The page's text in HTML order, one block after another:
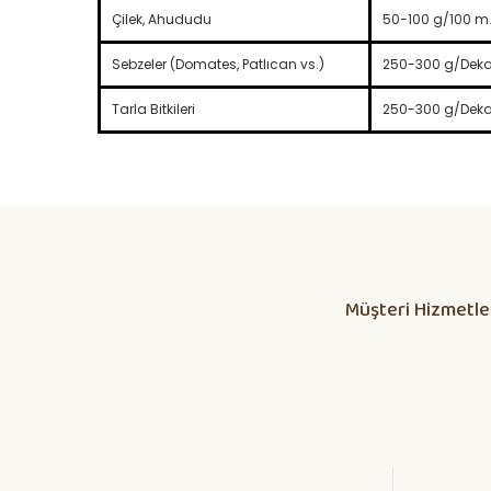
Çilek, Ahududu 50-100 g/100
Sebzeler (Domates, Patlıcan vs.) 250-300 g/
Tarla Bitkileri 250-300 g/
Müşteri